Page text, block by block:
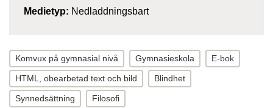
Medietyp: Nedladdningsbart
Komvux på gymnasial nivå Gymnasieskola E-bok
HTML, obearbetad text och bild Blindhet
Synnedsättning Filosofi